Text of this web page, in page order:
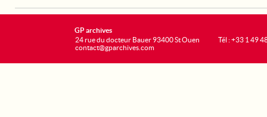
GP archives
24 rue du docteur Bauer 93400 St Ouen
contact@gparchives.com
Tél : +33 1 49